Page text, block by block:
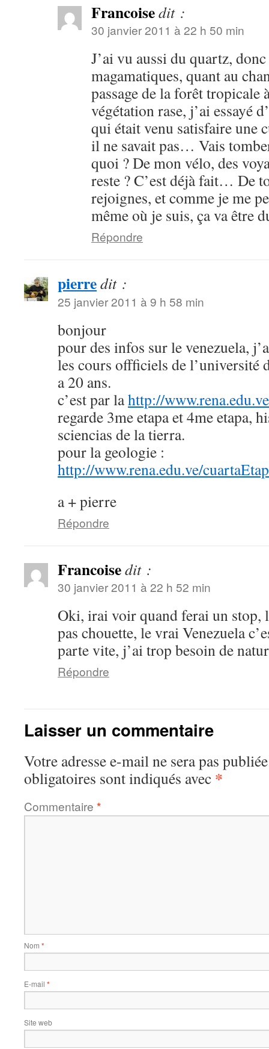
Francoisedit :
30 janvier 2011 à 22 h 50 min
J’ai vu aussi du quartz,
magamatiques, quant au
passage de la forêt tropicale
végétation rase, j’ai essayé
qui était venu satisfaire une
il ne savait pas… Vais
quoi ? De mon vélo, des
reste ? C’est déjà fait… De
rejoignes, et comme je me
même où je suis, ça va être
Répondre
pierredit :
25 janvier 2011 à 9 h 58 min
bonjour
pour des infos sur le venezuela,
les cours offficiels de l’université
a 20 ans.
c’est par lahttp://
regarde 3me etapa et 4me etapa,
sciencias de la tierra.
pour la geologie :
http://www.rena.edu.ve/
a + pierre
Répondre
Francoisedit :
30 janvier 2011 à 22 h 52 min
Oki, irai voir quand ferai un stop,
pas chouette, le vrai Venezuela
parte vite, j’ai trop besoin de
Répondre
Laisser un commentaire
Votre adresse e-mail ne sera pas
obligatoires sont indiqués avec *
Commentaire *
Nom *
E-mail *
Site web